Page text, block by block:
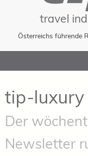
travel
Österreichs führende
to
tip-luxury
Der
Newsletter